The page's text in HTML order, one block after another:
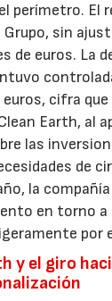
perímetro. El
Grupo, sin
de euros. La
cifra
Earth, al
las
de
la
en torno a
por
y el giro